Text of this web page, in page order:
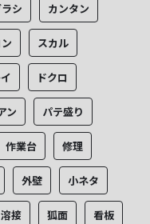
シ カンタン
スカル
ドクロ
ン パテ盛り
作業台 修理
外壁 小ネタ
溶接 狐面 看板